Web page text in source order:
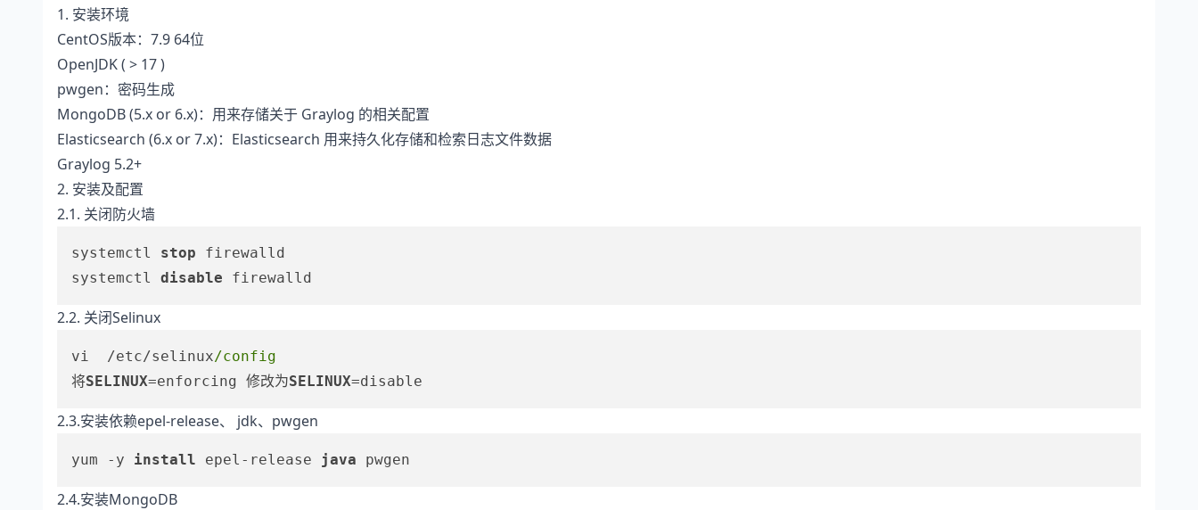
1. 安装环境
CentOS版本：7.9 64位
OpenJDK ( > 17 )
pwgen：密码生成
MongoDB (5.x or 6.x)：用来存储关于 Graylog 的相关配置
Elasticsearch (6.x or 7.x)：Elasticsearch 用来持久化存储和检索日志文件数据
Graylog 5.2+
2. 安装及配置
2.1. 关闭防火墙
systemctl stop firewalld
systemctl disable
2.2. 关闭Selinux
vi  /etc/selinux/config
将SELINUX=enforcing 修改为SELINUX
2.3.安装依赖epel-release、 jdk、pwgen
yum -y install epel-release java
2.4.安装MongoDB